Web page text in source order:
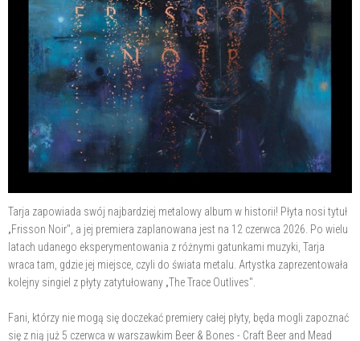
Tarja zapowiada swój najbardziej metalowy album w historii! Płyta nosi tytuł
„Frisson Noir", a jej premiera zaplanowana jest na 12 czerwca 2026. Po wielu
latach udanego eksperymentowania z różnymi gatunkami muzyki, Tarja
wraca tam, gdzie jej miejsce, czyli do świata metalu. Artystka zaprezentowała
kolejny singiel z płyty zatytułowany „The Trace Outlives".
Fani, którzy nie mogą się doczekać premiery całej płyty, będa mogli zapoznać
się z nią już 5 czerwca w warszawkim Beer & Bones - Craft Beer and Mead